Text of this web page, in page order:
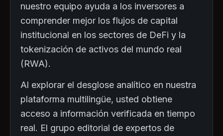
nuestro equipo ayuda a los inversores a
comprender mejor los flujos de capital
institucional en los sectores de DeFi y la
tokenización de activos del mundo real
(RWA).
Al explorar el desglose analítico en nuestra
plataforma multilingüe, usted obtiene
acceso a información verificada en tiempo
real. El grupo editorial de expertos de